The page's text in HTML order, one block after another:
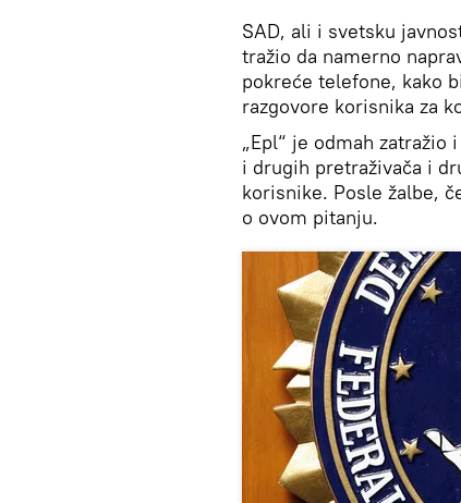
SAD, ali i svetsku
tražio da namerno
pokreće telefone, kako
razgovore korisnika za
„Epl“ je odmah zatražio
i drugih pretraživača i
korisnike. Posle žalbe,
o ovom pitanju.